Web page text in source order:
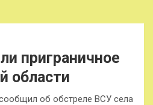
приграничное
области
об обстреле ВСУ села